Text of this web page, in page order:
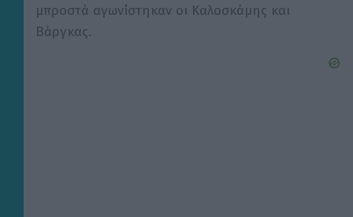
μπροστά αγωνίστηκαν οι Καλοσκάμης και
Βάργκας.